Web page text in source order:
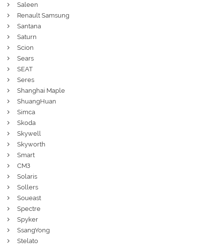
Saleen
Renault Samsung
Santana
Saturn
Scion
Sears
SEAT
Seres
Shanghai Maple
ShuangHuan
Simca
Skoda
Skywell
Skyworth
Smart
СМЗ
Solaris
Sollers
Soueast
Spectre
Spyker
SsangYong
Stelato